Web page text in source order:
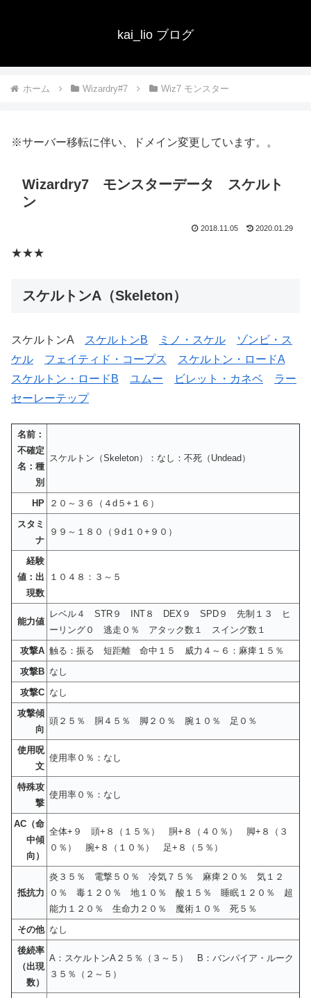
kai_lio ブログ
ホーム Wizardry#7 Wiz7 モンスター
※サーバー移転に伴い、ドメイン変更しています。。
Wizardry7 モンスターデータ スケルト
ン
2018.11.05 2020.01.29
★★★
スケルトンA（Skeleton）
スケルトンA スケルトンB ミノ・スケル
ゾンビ・ス
ケル
フェイティド・コープス
スケルトン・ロードA
スケルトン・ロードB
ユムー ビレット・カネベ
ラー
セーレーテップ
名前：
不確定
名：種
別
スケルトン（Skeleton）：なし：不死（Undead）
HP
２０～３６（４d５+１６）
スタミ
ナ
９９～１８０（９d１０+９０）
経験
値：出
現数
１０４８：３～５
能力値
レベル４ STR９ INT８ DEX９ SPD９ 先制１３ ヒ
ーリング０ 逃走０％ アタック数１ スイング数１
攻撃A 触る：振る 短距離 命中１５ 威力４～６：麻痺１５％
攻撃B なし
攻撃C なし
攻撃傾
向
頭２５％ 胴４５％ 脚２０％ 腕１０％ 足０％
使用呪
文
使用率０％：なし
特殊攻
撃
使用率０％：なし
AC（命
中傾
向）
全体+９ 頭+８（１５％） 胴+８（４０％） 脚+８（３
０％） 腕+８（１０％） 足+８（５％）
抵抗力
炎３５％ 電撃５０％ 冷気７５％ 麻痺２０％ 気１２
０％ 毒１２０％ 地１０％ 酸１５％ 睡眠１２０％ 超
能力１２０％ 生命力２０％ 魔術１０％ 死５％
その他 なし
後続率
（出現
数）
A：スケルトンA２５％（３～５） B：バンパイア・ルーク
３５％（２～５）